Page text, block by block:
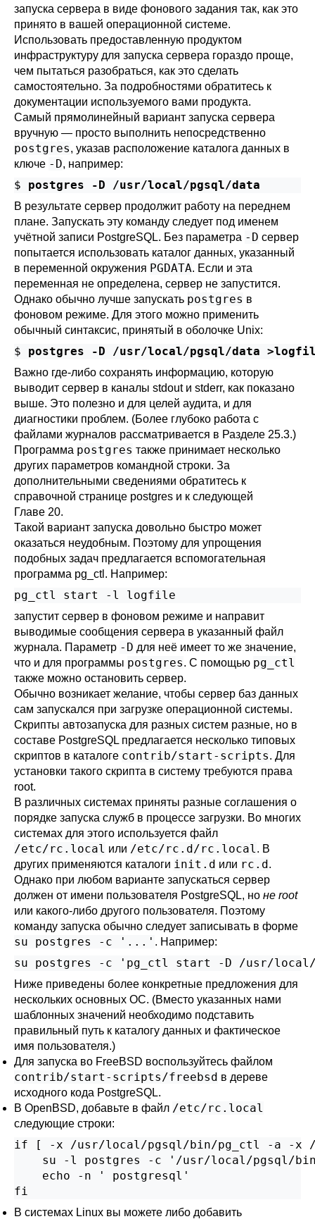
запуска сервера в виде фонового задания так, как это
принято в вашей операционной системе.
Использовать предоставленную продуктом
инфраструктуру для запуска сервера гораздо проще,
чем пытаться разобраться, как это сделать
самостоятельно. За подробностями обратитесь к
документации используемого вами продукта.
Самый прямолинейный вариант запуска сервера
вручную — просто выполнить непосредственно
postgres, указав расположение каталога данных в
ключе -D, например:
$ postgres -D /usr/local/pgsql/data
В результате сервер продолжит работу на переднем
плане. Запускать эту команду следует под именем
учётной записи PostgreSQL. Без параметра -D сервер
попытается использовать каталог данных, указанный
в переменной окружения PGDATA. Если и эта
переменная не определена, сервер не запустится.
Однако обычно лучше запускать postgres в
фоновом режиме. Для этого можно применить
обычный синтаксис, принятый в оболочке Unix:
$ postgres -D /usr/local/pgsql/data
Важно где-либо сохранять информацию, которую
выводит сервер в каналы stdoutи stderr, как показано
выше. Это полезно и для целей аудита, и для
диагностики проблем. (Более глубоко работа с
файлами журналов рассматривается в Разделе 25.3.)
Программа postgres также принимает несколько
других параметров командной строки. За
дополнительными сведениями обратитесь к
справочной странице postgres и к следующей
Главе 20.
Такой вариант запуска довольно быстро может
оказаться неудобным. Поэтому для упрощения
подобных задач предлагается вспомогательная
программа pg_ctl . Например:
pg_ctl start -l logfile
запустит сервер в фоновом режиме и направит
выводимые сообщения сервера в указанный файл
журнала. Параметр -D для неё имеет то же значение,
что и для программы postgres. С помощью pg_ctl
также можно остановить сервер.
Обычно возникает желание, чтобы сервер баз данных
сам запускался при загрузке операционной системы.
Скрипты автозапуска для разных систем разные, но в
составе PostgreSQL предлагается несколько типовых
скриптов в каталоге contrib/start-scripts. Для
установки такого скрипта в систему требуются права
root.
В различных системах приняты разные соглашения о
порядке запуска служб в процессе загрузки. Во многих
системах для этого используется файл
/etc/rc.local или /etc/rc.d/rc.local. В
других применяются каталоги init.d или rc.d.
Однако при любом варианте запускаться сервер
должен от имени пользователя PostgreSQL, но не root
или какого-либо другого пользователя. Поэтому
команду запуска обычно следует записывать в форме
su postgres -c '...' . Например:
su postgres -c 'pg_ctl start -D /usr/
Ниже приведены более конкретные предложения для
нескольких основных ОС. (Вместо указанных нами
шаблонных значений необходимо подставить
правильный путь к каталогу данных и фактическое
имя пользователя.)
Для запуска во FreeBSD воспользуйтесь файлом
contrib/start-scripts/freebsd в дереве
исходного кода PostgreSQL.
В OpenBSD, добавьте в файл /etc/rc.local
следующие строки:
if [ -x /usr/local/pgsql/bin/pg_ctl -a -x /
su -l postgres -c '/usr/local/pgsql/
    echo -n ' postgresql'
fi
В системах Linux вы можете либо добавить